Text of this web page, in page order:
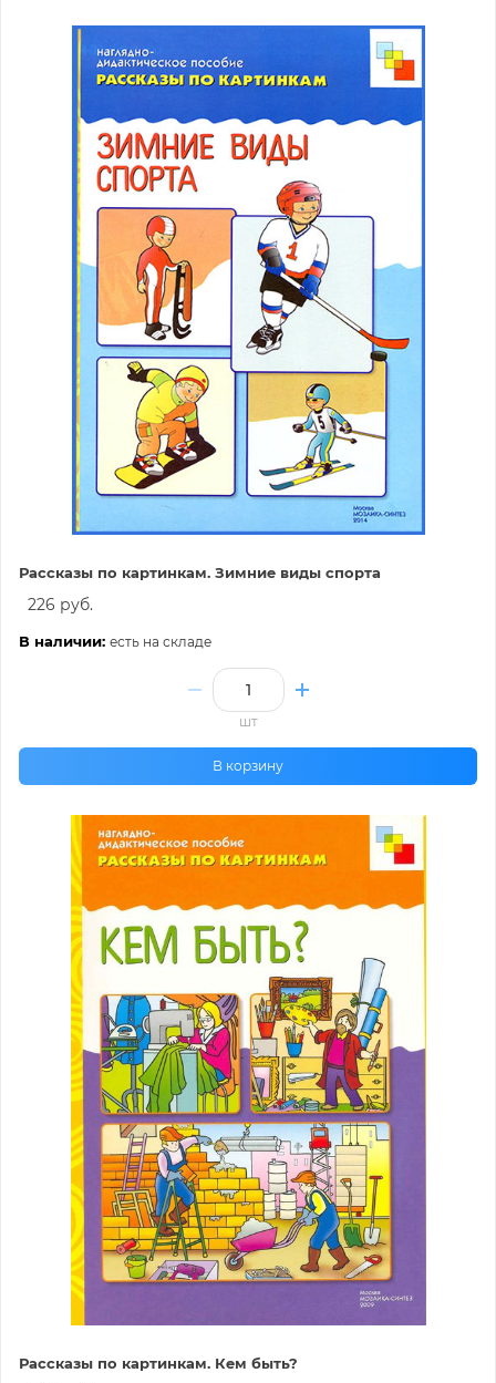
Рассказы по картинкам. Зимние виды спорта
226 руб.
В наличии: есть на складе
шт
В корзину
Рассказы по картинкам. Кем быть?